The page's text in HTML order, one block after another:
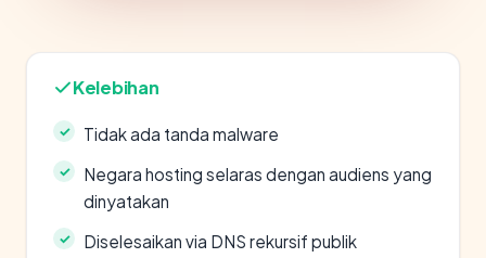
Kelebihan
Tidak ada tanda malware
Negara hosting selaras dengan audiens yang
dinyatakan
Diselesaikan via DNS rekursif publik